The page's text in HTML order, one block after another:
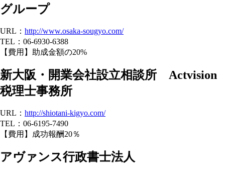
グループ
URL： http://www.osaka-sougyo.com/
TEL：06-6930-6388
【費用】助成金額の20%
新大阪・開業会社設立相談所 Actvision
税理士事務所
URL： http://shiotani-kigyo.com/
TEL：06-6195-7490
【費用】成功報酬20％
アヴァンス行政書士法人